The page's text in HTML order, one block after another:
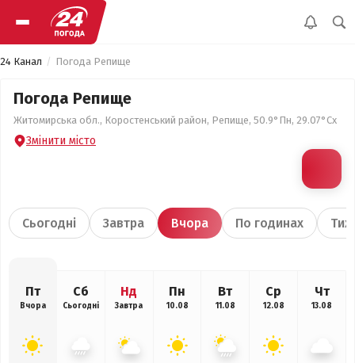
24 Канал Погода Репище
Погода Репище
Житомирська обл., Коростенський район, Репище, 50.9°Пн, 29.07°Сх
Змінити місто
Сьогодні Завтра Вчора По годинах
Пт
Вчора
Сб
Сьогодні
Нд
Завтра
Пн
10.08
Вт
11.08
Ср
12.08
Чт
13.08